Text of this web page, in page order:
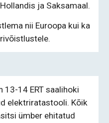
ja Saksamaal.
nii Euroopa kui ka
13-14 ERT saalihoki
elektriratastooli. Kõik
ümber ehitatud